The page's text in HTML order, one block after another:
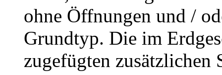
ohne Öffnungen und /
Grundtyp. Die im
zugefügten